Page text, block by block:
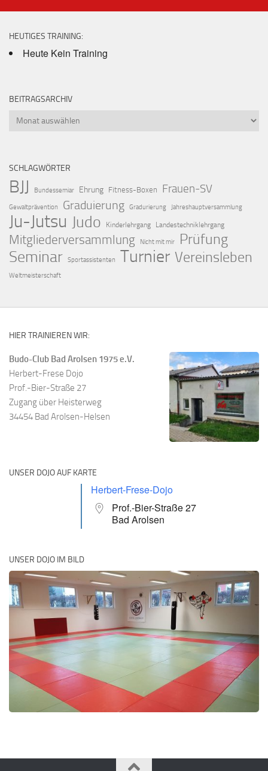
HEUTIGES TRAINING:
Heute Kein Training
BEITRAGSARCHIV
Beitragsarchiv
SCHLAGWÖRTER
BJJ Bundessemiar Ehrung Fitness-Boxen Frauen-SV
Gewaltprävention Graduierung Gradurierung Jahreshauptversammlung
Ju-Jutsu Judo Kinderlehrgang Landestechniklehrgang
Mitgliederversammlung Nicht mit mir Prüfung
Seminar Sportassistenten Turnier Vereinsleben
Weltmeisterschaft
HIER TRAINIEREN WIR:
Budo-Club Bad Arolsen 1975 e.V.
Herbert-Frese Dojo
Prof.-Bier-Straße 27
Zugang über Heisterweg
34454 Bad Arolsen-Helsen
UNSER DOJO AUF KARTE
Herbert-Frese-Dojo
Prof.-Bier-Straße 27
Bad Arolsen
UNSER DOJO IM BILD